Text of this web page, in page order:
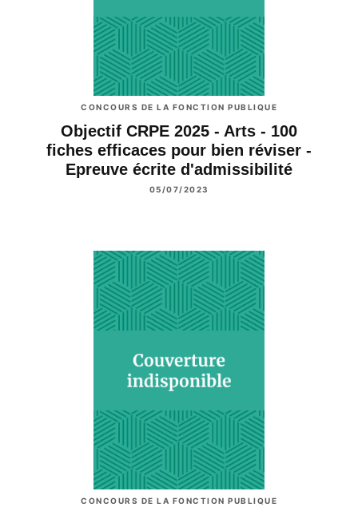
CONCOURS DE LA FONCTION PUBLIQUE
Objectif CRPE 2025 - Arts - 100
fiches efficaces pour bien réviser -
Epreuve écrite d'admissibilité
05/07/2023
CONCOURS DE LA FONCTION PUBLIQUE